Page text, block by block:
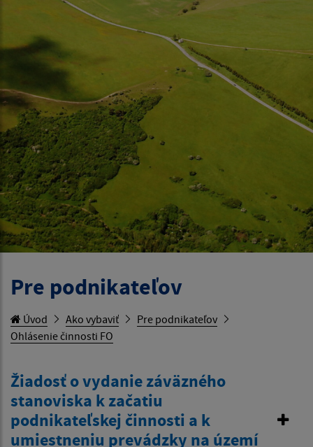
Pre podnikateľov
Úvod Ako vybaviť
Pre podnikateľov
Ohlásenie činnosti FO
Žiadosť o vydanie záväzného
stanoviska k začatiu
podnikateľskej činnosti a k
umiestneniu prevádzky na území